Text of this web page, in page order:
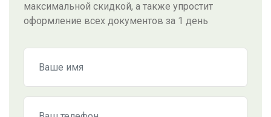
максимальной скидкой, а также упростит
оформление всех документов за 1 день